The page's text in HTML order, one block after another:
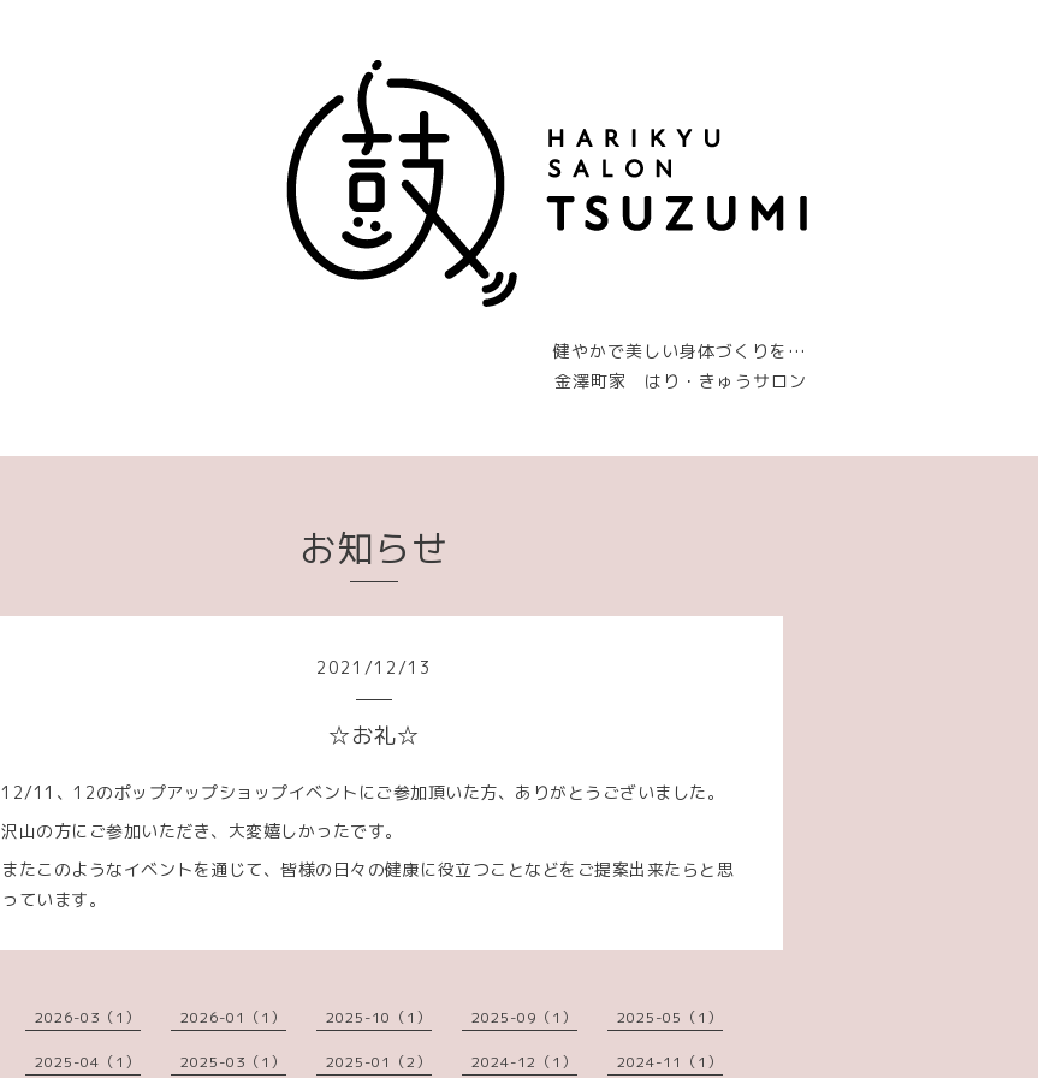
健やかで美しい身体づくりを…
金澤町家 はり・きゅうサロン
お知らせ
2021 /12 /13
☆お礼☆
12/11、12のポップアップショップイベントにご参加頂いた方、ありがとうございました。
沢山の方にご参加いただき、大変嬉しかったです。
またこのようなイベントを通じて、皆様の日々の健康に役立つことなどをご提案出来たらと思
っています。
2026-03（1） 2026-01（1） 2025-10（1） 2025-09（1） 2025-05（1）
2025-04（1） 2025-03（1） 2025-01（2） 2024-12（1） 2024-11（1）